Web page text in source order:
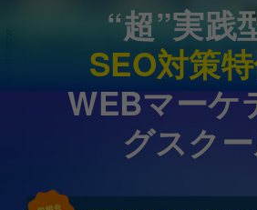
“超”実践
SEO対策
WEBマーケ
グスク